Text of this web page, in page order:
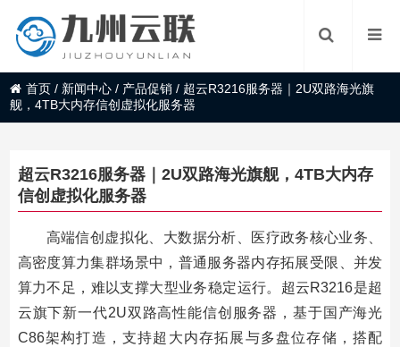
首页 / 新闻中心 / 产品促销 / 超云R3216服务器｜2U双路海光旗
舰，4TB大内存信创虚拟化服务器
超云R3216服务器｜2U双路海光旗舰，4TB大内存
信创虚拟化服务器
高端信创虚拟化、大数据分析、医疗政务核心业务、
高密度算力集群场景中，普通服务器内存拓展受限、并发
算力不足，难以支撑大型业务稳定运行。超云R3216是超
云旗下新一代2U双路高性能信创服务器，基于国产海光
C86架构打造，支持超大内存拓展与多盘位存储，搭配